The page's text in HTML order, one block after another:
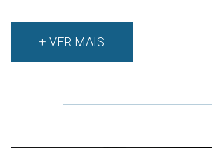
+ VER MAIS